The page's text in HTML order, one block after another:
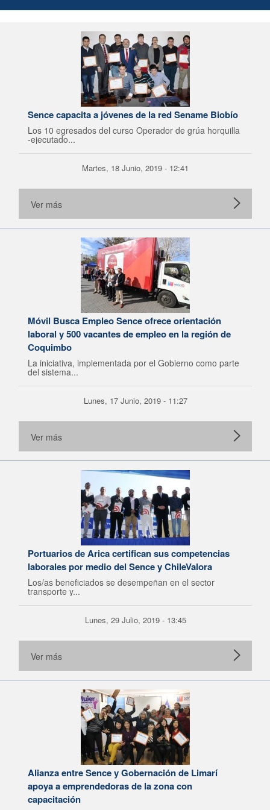
Sence capacita a jóvenes de la red Sename Biobío
Los 10 egresados del curso Operador de grúa horquilla
-ejecutado...
Martes, 18 Junio, 2019 - 12:41
Ver más
Móvil Busca Empleo Sence ofrece orientación
laboral y 500 vacantes de empleo en la región de
Coquimbo
La iniciativa, implementada por el Gobierno como parte
del sistema...
Lunes, 17 Junio, 2019 - 11:27
Ver más
Portuarios de Arica certifican sus competencias
laborales por medio del Sence y ChileValora
Los/as beneficiados se desempeñan en el sector
transporte y...
Lunes, 29 Julio, 2019 - 13:45
Ver más
Alianza entre Sence y Gobernación de Limarí
apoya a emprendedoras de la zona con
capacitación